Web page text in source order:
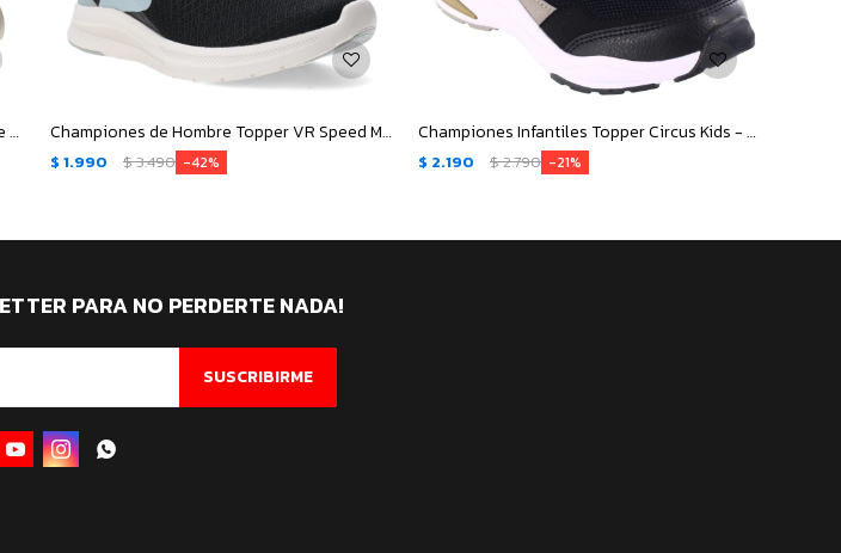
Championes Infantiles Topper NEO - Beige - Rosado Coral Championes de Hombre Topper VR Speed Mns - Negro - Gris
$ 1.990 $3.490 42
Championes Infantiles Topper Circus Kids - Negro - Beige
$ 2.190 $2.790 21
PARA NO PERDERTE NADA!
SUSCRIBIRME
  